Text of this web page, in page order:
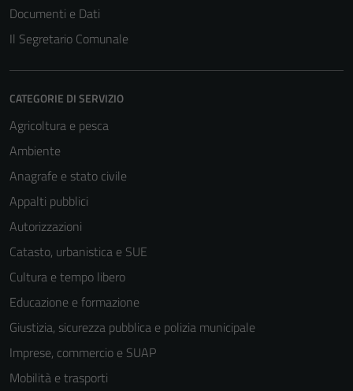
Documenti e Dati
Il Segretario Comunale
CATEGORIE DI SERVIZIO
Agricoltura e pesca
Ambiente
Anagrafe e stato civile
Appalti pubblici
Autorizzazioni
Catasto, urbanistica e SUE
Cultura e tempo libero
Educazione e formazione
Giustizia, sicurezza pubblica e polizia municipale
Imprese, commercio e SUAP
Mobilità e trasporti